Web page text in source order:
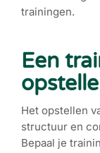
trainingen.
Een
Het opstellen
structuur en
Bepaal je